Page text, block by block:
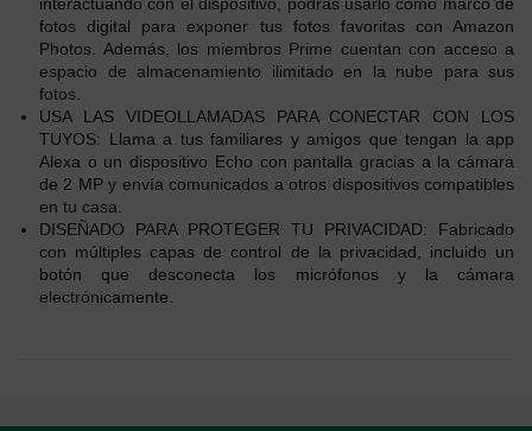
interactuando con el dispositivo, podrás usarlo como marco de
fotos digital para exponer tus fotos favoritas con Amazon
Photos. Además, los miembros Prime cuentan con acceso a
espacio de almacenamiento ilimitado en la nube para sus
fotos.
USA LAS VIDEOLLAMADAS PARA CONECTAR CON LOS
TUYOS: Llama a tus familiares y amigos que tengan la app
Alexa o un dispositivo Echo con pantalla gracias a la cámara
de 2 MP y envía comunicados a otros dispositivos compatibles
en tu casa.
DISEÑADO PARA PROTEGER TU PRIVACIDAD: Fabricado
con múltiples capas de control de la privacidad, incluido un
botón que desconecta los micrófonos y la cámara
electrónicamente.